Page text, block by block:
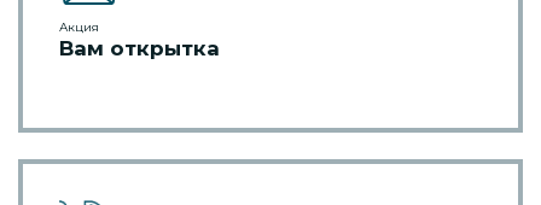
Акция
Вам открытка